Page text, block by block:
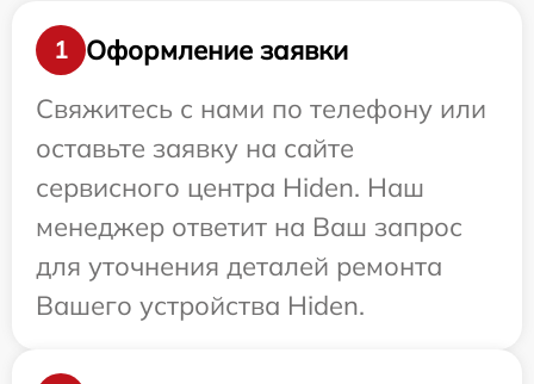
1
Оформление заявки
Свяжитесь с нами по телефону или
оставьте заявку на сайте
сервисного центра Hiden. Наш
менеджер ответит на Ваш запрос
для уточнения деталей ремонта
Вашего устройства Hiden.